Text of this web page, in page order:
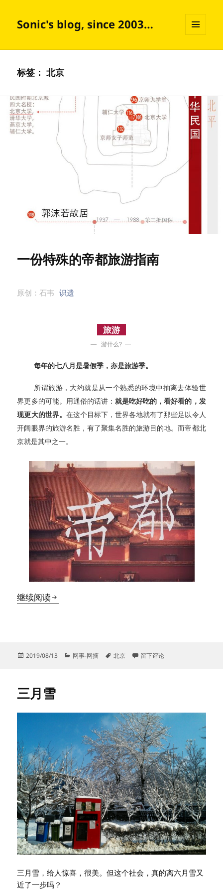
Sonic's blog, since 2003…
挂件
标签：北京
一份特殊的帝都旅游指南
原创：石韦 识遗
旅游
— 游什么? —
每年的七八月是暑假季，亦是旅游季。
所谓旅游，大约就是从一个熟悉的环境中抽离去体验世
界更多的可能。用通俗的话讲：就是吃好吃的，看好看的，发
现更大的世界。 在这个目标下，世界各地就有了那些足以令人
开阔眼界的旅游名胜，有了聚集名胜的旅游目的地。而帝都北
京就是其中之一。
继续阅读一份特殊的帝都旅游指南
发
2019/08/13
分
网事-网摘
标
北京 于一份特殊的帝都旅游指南
留下评论
三月雪
三月雪，给人惊喜，很美。但这个社会，真的离六月雪又
近了一步吗？